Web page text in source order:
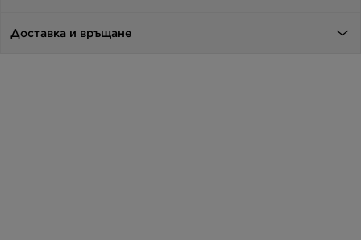
Доставка и връщане